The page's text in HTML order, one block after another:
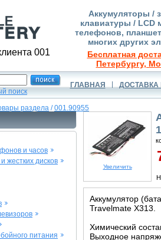
001
Аккумуляторы /
клавиатуры / LCD
телефонов,
многих других
Бесплатная
Петербургу,
поиск
ГЛАВНАЯ ДОСТАВКА
раздела /001.90955
и часов
жестких дисков
питания
Увеличить
Аккумулятор
Travelmate X313.
Химический
Выходное